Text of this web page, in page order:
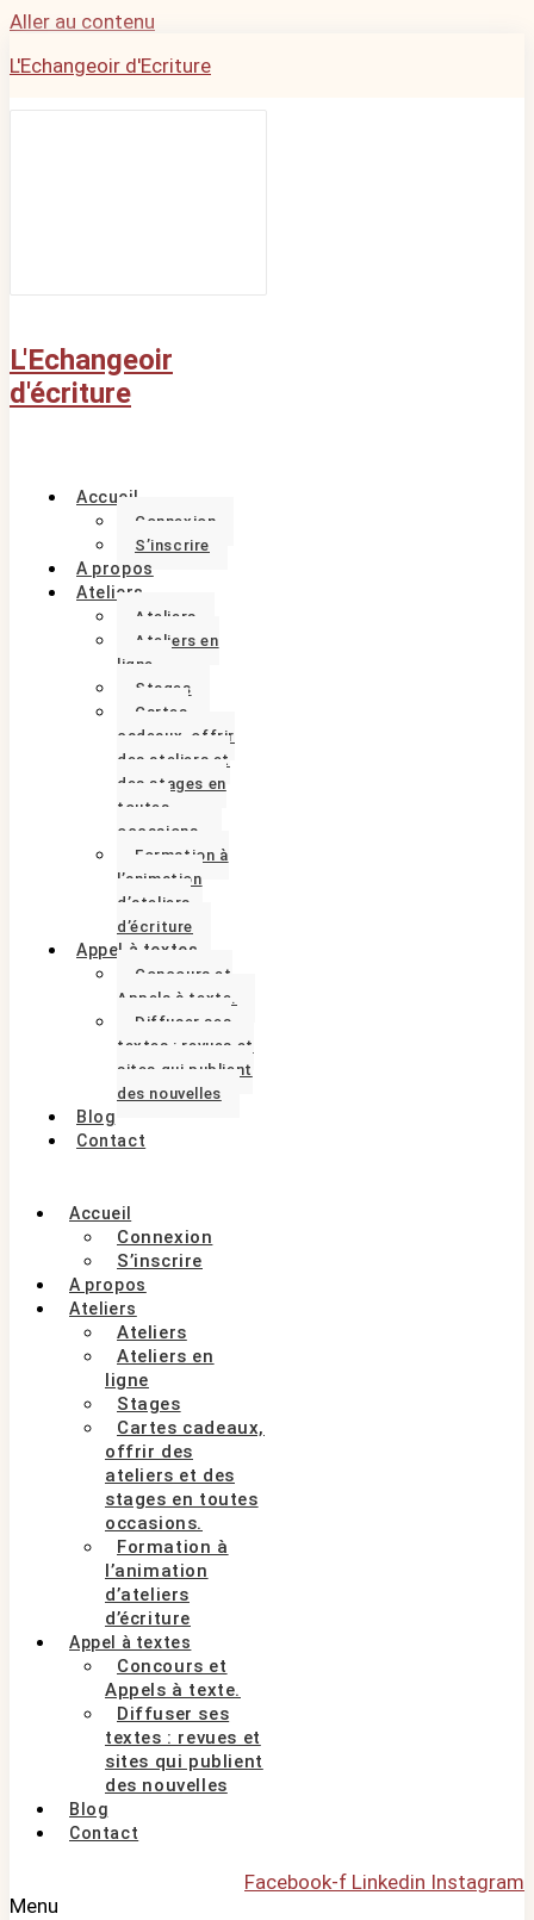
Aller au contenu
L'Echangeoir d'Ecriture
L'Echangeoir
d'écriture
Accueil
Connexion
S’inscrire
A propos
Ateliers
Ateliers
Ateliers en
ligne
Stages
Cartes
cadeaux, offrir
des ateliers et
des stages en
toutes
occasions.
Formation à
l’animation
d’ateliers
d’écriture
Appel à textes
Concours et
Appels à texte.
Diffuser ses
textes : revues et
sites qui publient
des nouvelles
Blog
Contact
Accueil
Connexion
S’inscrire
A propos
Ateliers
Ateliers
Ateliers en
ligne
Stages
Cartes cadeaux,
offrir des
ateliers et des
stages en toutes
occasions.
Formation à
l’animation
d’ateliers
d’écriture
Appel à textes
Concours et
Appels à texte.
Diffuser ses
textes : revues et
sites qui publient
des nouvelles
Blog
Contact
Facebook-f Linkedin Instagram
Menu